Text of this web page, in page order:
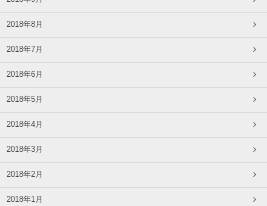
2018年8月
2018年7月
2018年6月
2018年5月
2018年4月
2018年3月
2018年2月
2018年1月